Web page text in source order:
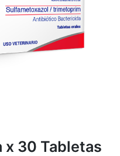
x 30 Tabletas